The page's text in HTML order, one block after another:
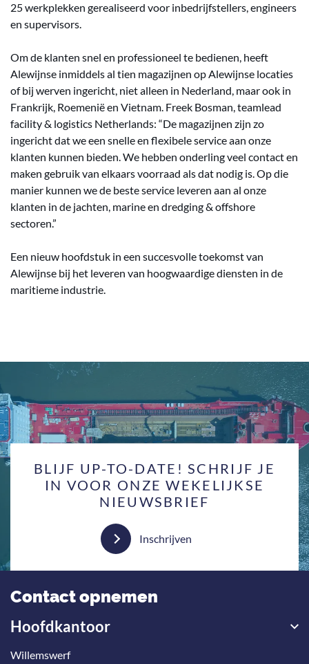
25 werkplekken gerealiseerd voor inbedrijfstellers, engineers
en supervisors.
Om de klanten snel en professioneel te bedienen, heeft
Alewijnse inmiddels al tien magazijnen op Alewijnse locaties
of bij werven ingericht, niet alleen in Nederland, maar ook in
Frankrijk, Roemenië en Vietnam. Freek Bosman, teamlead
facility & logistics Netherlands: “De magazijnen zijn zo
ingericht dat we een snelle en flexibele service aan onze
klanten kunnen bieden. We hebben onderling veel contact en
maken gebruik van elkaars voorraad als dat nodig is. Op die
manier kunnen we de beste service leveren aan al onze
klanten in de jachten, marine en dredging & offshore
sectoren.”
Een nieuw hoofdstuk in een succesvolle toekomst van
Alewijnse bij het leveren van hoogwaardige diensten in de
maritieme industrie.
BLIJF UP-TO-DATE! SCHRIJF JE
IN VOOR ONZE WEKELIJKSE
NIEUWSBRIEF
Inschrijven
Contact opnemen
Hoofdkantoor
Willemswerf